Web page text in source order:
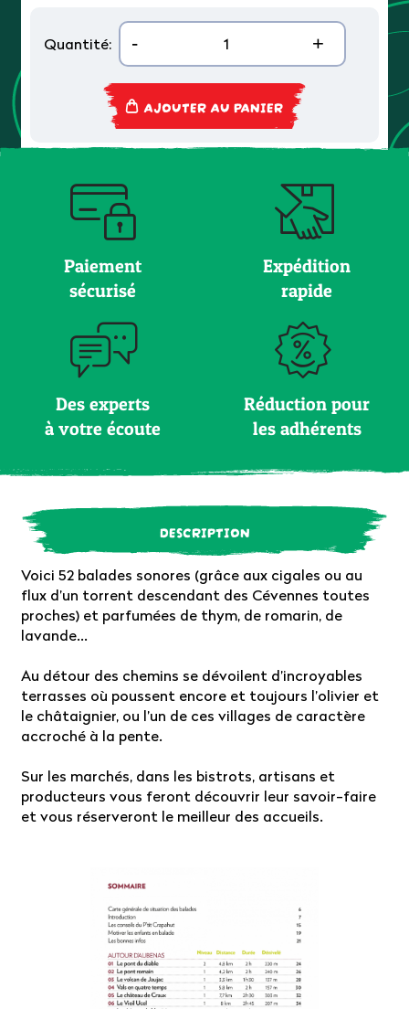
Quantité: - +
AJOUTER AU PANIER
Paiement
sécurisé
Expédition
rapide
Des experts
à votre écoute
Réduction pour
les adhérents
DESCRIPTION
Voici 52 balades sonores (grâce aux cigales ou au
flux d’un torrent descendant des Cévennes toutes
proches) et parfumées de thym, de romarin, de
lavande...
Au détour des chemins se dévoilent d’incroyables
terrasses où poussent encore et toujours l’olivier et
le châtaignier, ou l’un de ces villages de caractère
accroché à la pente.
Sur les marchés, dans les bistrots, artisans et
producteurs vous feront découvrir leur savoir-faire
et vous réserveront le meilleur des accueils.